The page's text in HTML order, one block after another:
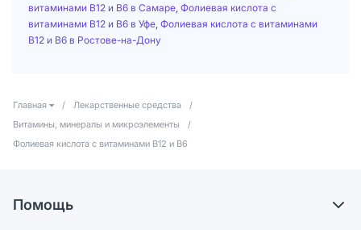
витаминами В12 и В6 в Самаре Фолиевая кислота с
витаминами В12 и В6 в Уфе Фолиевая кислота с витаминами
В12 и В6 в Ростове-на-Дону
Главная / Лекарственные средства
/
Витамины, минералы и микроэлементы
/
Фолиевая кислота с витаминами В12 и В6
Помощь